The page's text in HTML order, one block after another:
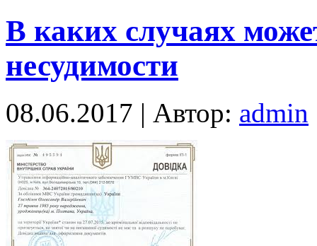
В каких случаях
несудимости
08.06.2017 | Автор: admin